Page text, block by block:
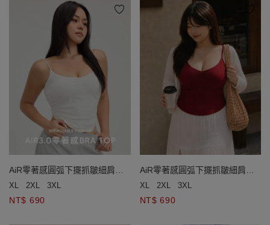
AiR零著感圓弧下擺抓皺細肩帶
BRA TOP
XL 2XL 3XL
NT$ 690
AiR零著感圓弧下擺抓皺細肩帶
BRA TOP
XL 2XL 3XL
NT$ 690